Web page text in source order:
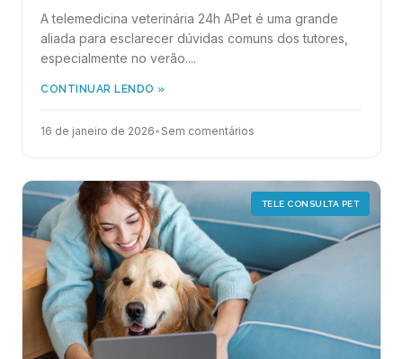
A telemedicina veterinária 24h APet é uma grande
aliada para esclarecer dúvidas comuns dos tutores,
especialmente no verão....
CONTINUAR LENDO »
16 de janeiro de 2026• Sem comentários
TELE CONSULTA PET